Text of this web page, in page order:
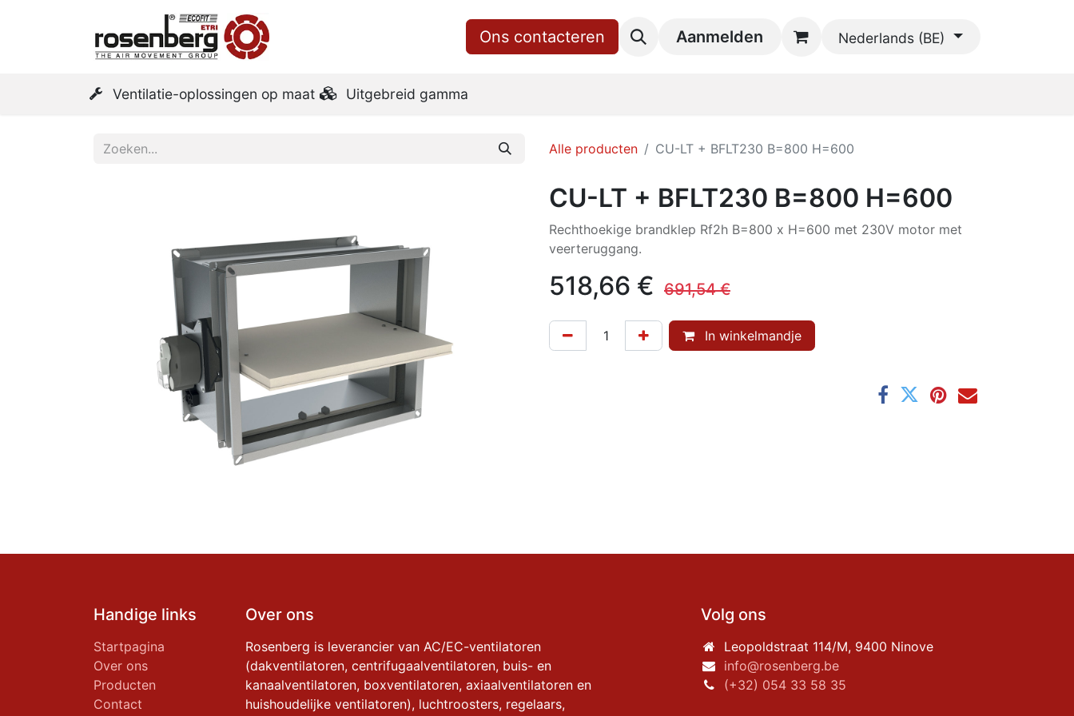
Over ons RoVent10 Online Downloads Contact
Ons contacteren Aanmelden Nederlands (BE)
Ventilatie-oplossingen op maat Uitgebreid gamma
Alle producten CU-LT + BFLT230 B=800 H=600
CU-LT + BFLT230 B=800 H=600
Rechthoekige brandklep Rf2h B=800 x H=600 met 230V motor met
veerteruggang.
518,66 € 691,54€
In winkelmandje
Handige links
Startpagina
Over ons
Producten
Contact
Over ons
Rosenberg is leverancier van AC/EC-ventilatoren
(dakventilatoren, centrifugaalventilatoren, buis- en
kanaalventilatoren, boxventilatoren, axiaalventilatoren en
huishoudelijke ventilatoren), luchtroosters, regelaars,
Volg ons
Leopoldstraat 114/M, 9400 Ninove
info@rosenberg.be
(+32) 054 33 58 35